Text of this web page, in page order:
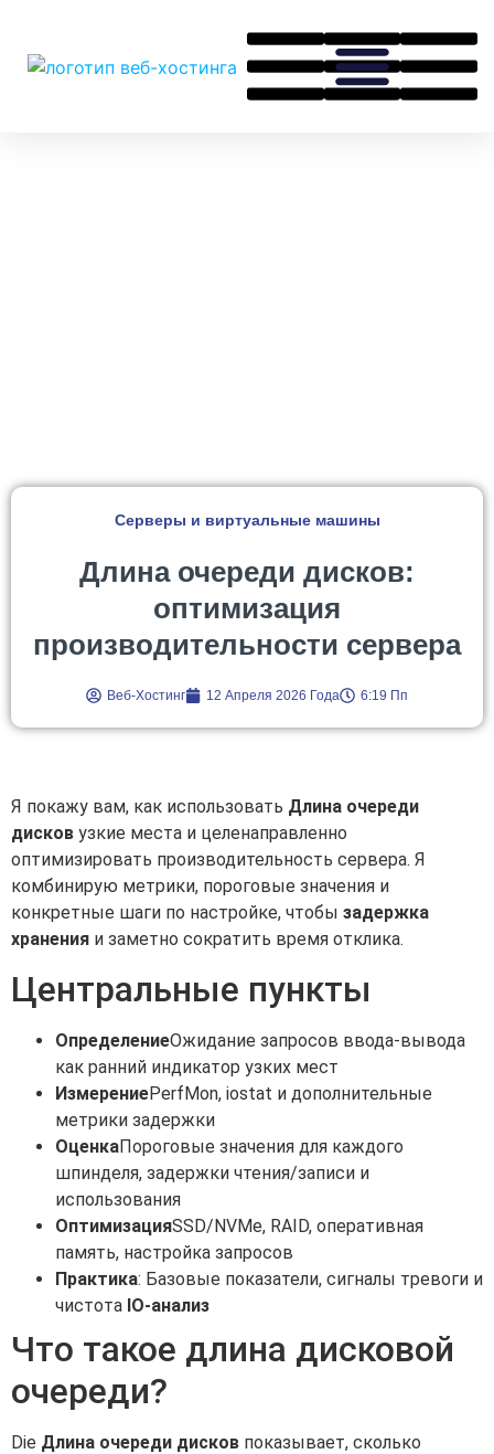
Серверы и виртуальные машины
Длина очереди дисков:
оптимизация
производительности сервера
Веб-Хостинг 12 Апреля 2026 Года 6:19 Пп
Я покажу вам, как использовать Длина очереди
дисков узкие места и целенаправленно
оптимизировать производительность сервера. Я
комбинирую метрики, пороговые значения и
конкретные шаги по настройке, чтобы задержка
хранения и заметно сократить время отклика.
Центральные пункты
ОпределениеОжидание запросов ввода-вывода
как ранний индикатор узких мест
ИзмерениеPerfMon, iostat и дополнительные
метрики задержки
ОценкаПороговые значения для каждого
шпинделя, задержки чтения/записи и
использования
ОптимизацияSSD/NVMe, RAID, оперативная
память, настройка запросов
Практика: Базовые показатели, сигналы тревоги и
чистота IO-анализ
Что такое длина дисковой
очереди?
Die Длина очереди дисков показывает, сколько